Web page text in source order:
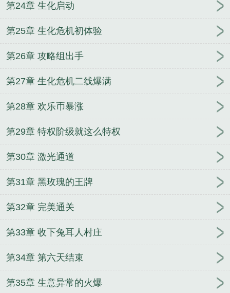
第24章 生化启动
第25章 生化危机初体验
第26章 攻略组出手
第27章 生化危机二线爆满
第28章 欢乐币暴涨
第29章 特权阶级就这么特权
第30章 激光通道
第31章 黑玫瑰的王牌
第32章 完美通关
第33章 收下兔耳人村庄
第34章 第六天结束
第35章 生意异常的火爆